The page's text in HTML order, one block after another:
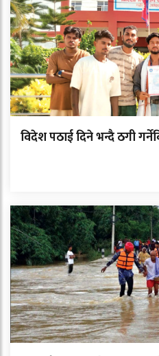
विदेश पठाई दिने भन्दै ठगी